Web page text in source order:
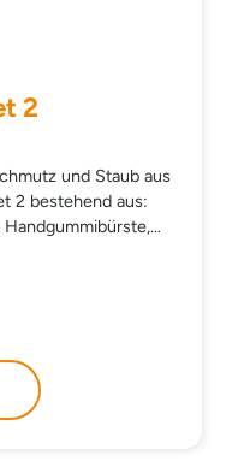
2
und Staub aus